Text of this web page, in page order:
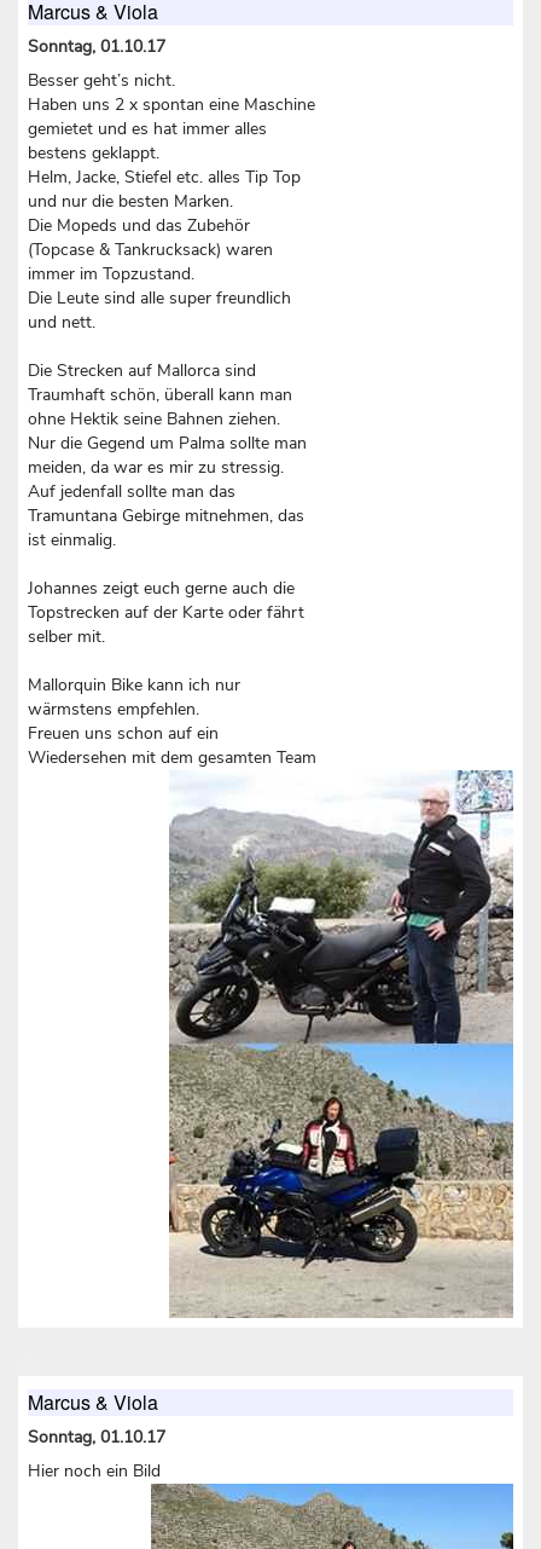
Marcus & Viola
Sonntag, 01.10.17
Besser geht’s nicht.
Haben uns 2 x spontan eine Maschine
gemietet und es hat immer alles
bestens geklappt.
Helm, Jacke, Stiefel etc. alles Tip Top
und nur die besten Marken.
Die Mopeds und das Zubehör
(Topcase & Tankrucksack) waren
immer im Topzustand.
Die Leute sind alle super freundlich
und nett.
Die Strecken auf Mallorca sind
Traumhaft schön, überall kann man
ohne Hektik seine Bahnen ziehen.
Nur die Gegend um Palma sollte man
meiden, da war es mir zu stressig.
Auf jedenfall sollte man das
Tramuntana Gebirge mitnehmen, das
ist einmalig.
Johannes zeigt euch gerne auch die
Topstrecken auf der Karte oder fährt
selber mit.
Mallorquin Bike kann ich nur
wärmstens empfehlen.
Freuen uns schon auf ein
Wiedersehen mit dem gesamten Team
Marcus & Viola
Sonntag, 01.10.17
Hier noch ein Bild